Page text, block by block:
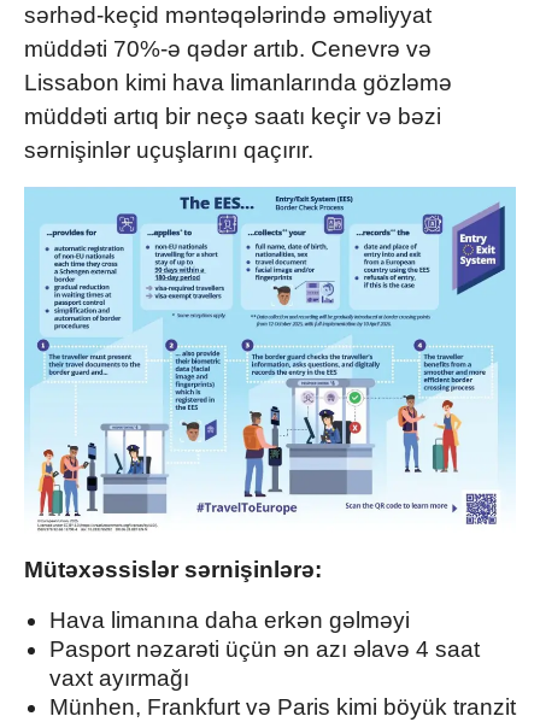
sərhəd-keçid məntəqələrində əməliyyat
müddəti 70%-ə qədər artıb. Cenevrə və
Lissabon kimi hava limanlarında gözləmə
müddəti artıq bir neçə saatı keçir və bəzi
sərnişinlər uçuşlarını qaçırır.
Mütəxəssislər sərnişinlərə:
Hava limanına daha erkən gəlməyi
Pasport nəzarəti üçün ən azı əlavə 4 saat
vaxt ayırmağı
Münhen, Frankfurt və Paris kimi böyük tranzit